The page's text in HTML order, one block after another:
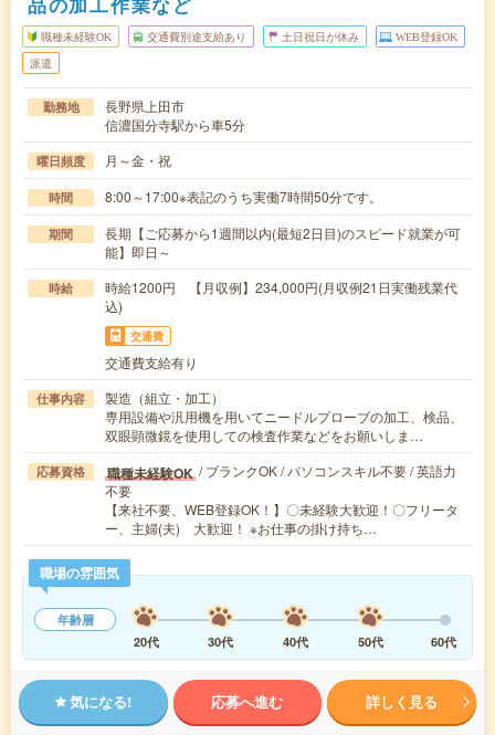
職種未経験OK 交通費別途支給あり 土日祝日が休み WEB登録OK
派遣
勤務地
長野県上田市
信濃国分寺駅から車5分
曜日頻度 月～金・祝
時間 8:00～17:00※表記のうち実働7時間50分です。
期間
長期【ご応募から1週間以内(最短2日目)のスピード就業が可
能】即日～
時給
時給1200円 【月収例】234,000円(月収例21日実働残業代
込)
交通費
交通費支給有り
仕事内容
製造（組立・加工）
専用設備や汎用機を用いてニードルプローブの加工、検品、
双眼顕微鏡を使用しての検査作業などをお願いしま…
応募資格 職種未経験OK / ブランクOK / パソコンスキル不要 / 英語力
不要
【来社不要、WEB登録OK！】〇未経験大歓迎！〇フリータ
ー、主婦(夫) 大歓迎！ ※お仕事の掛け持ち…
職場の雰囲気
年齢層
20代
30代 40代 50代 60代
気になる! 応募へ進む 詳しく見る